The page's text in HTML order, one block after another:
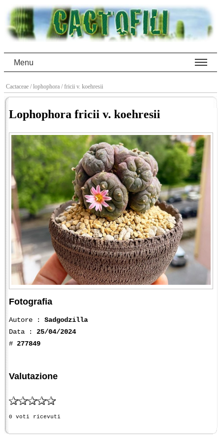
Menu
Cactaceae / lophophora / fricii v. koehresii
Lophophora fricii v. koehresii
Fotografia
Autore : Sadgodzilla
Data : 25/04/2024
# 277849
Valutazione
0 voti ricevuti